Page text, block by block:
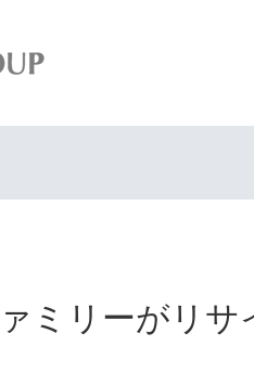
ミリーがリサ